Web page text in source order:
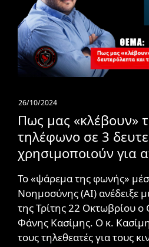
26/10/2024
Πως μας «κλέβουν»
τηλέφωνο σε 3
χρησιμοποιούν για
Το «ψάρεμα της φωνής»
Νοημοσύνης (AI) ανέδειξε
της Τρίτης 22 Οκτωβρίου
Φάνης Κασίμης. Ο κ.
τους τηλεθεατές για τους